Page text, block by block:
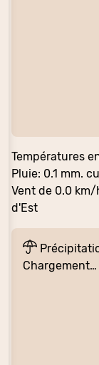
Températures
Pluie: 0.1 mm.
Vent de 0.0
d'Est
Chargement…